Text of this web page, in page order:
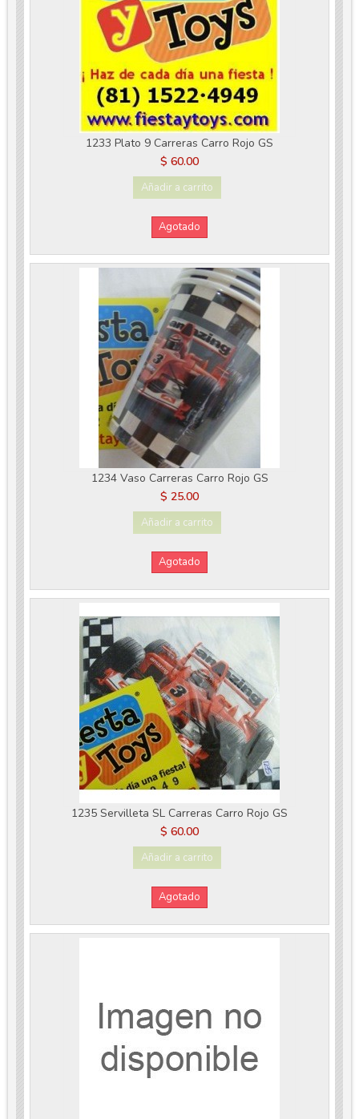
1233 Plato 9 Carreras Carro Rojo GS
$ 60.00
Añadir a carrito
Agotado
1234 Vaso Carreras Carro Rojo GS
$ 25.00
Añadir a carrito
Agotado
1235 Servilleta SL Carreras Carro Rojo GS
$ 60.00
Añadir a carrito
Agotado